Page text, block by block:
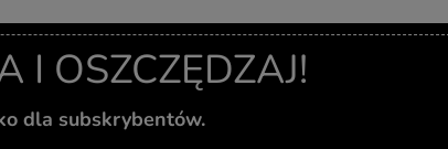
I OSZCZĘDZAJ!
dla subskrybentów.